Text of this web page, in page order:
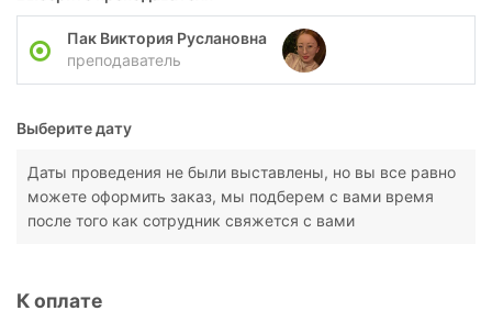
Пак Виктория Руслановна
преподаватель
Выберите дату
Даты проведения не были выставлены, но вы все равно
можете оформить заказ, мы подберем с вами время
после того как сотрудник свяжется с вами
К оплате